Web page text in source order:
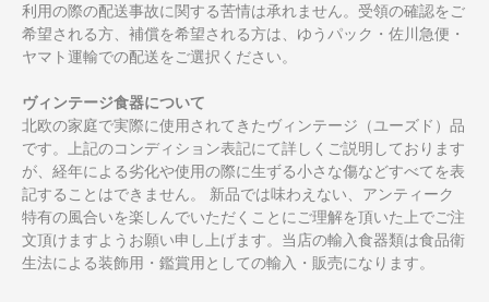
利用の際の配送事故に関する苦情は承れません。受領の確認をご
希望される方、補償を希望される方は、ゆうパック・佐川急便・
ヤマト運輸での配送をご選択ください。
ヴィンテージ食器について
北欧の家庭で実際に使用されてきたヴィンテージ（ユーズド）品
です。上記のコンディション表記にて詳しくご説明しております
が、経年による劣化や使用の際に生ずる小さな傷などすべてを表
記することはできません。 新品では味わえない、アンティーク
特有の風合いを楽しんでいただくことにご理解を頂いた上でご注
文頂けますようお願い申し上げます。当店の輸入食器類は食品衛
生法による装飾用・鑑賞用としての輸入・販売になります。